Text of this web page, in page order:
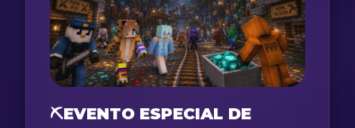
⛏️EVENTO ESPECIAL DE